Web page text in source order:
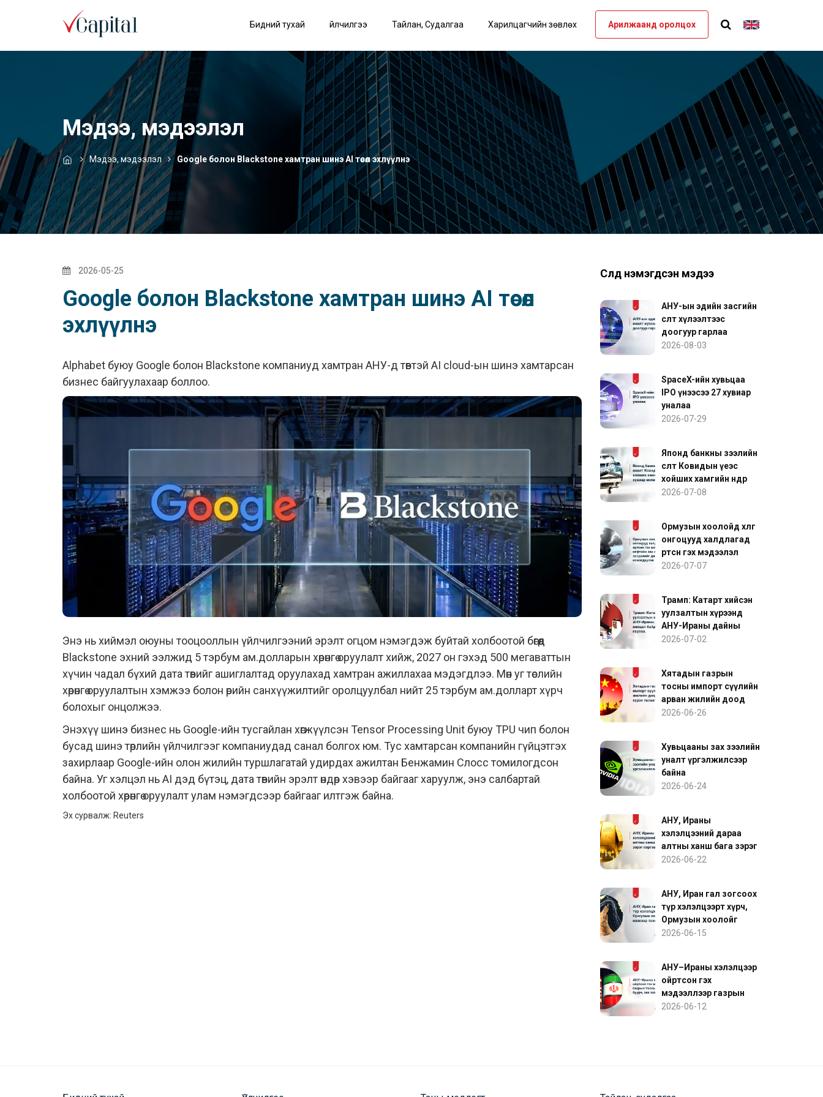
Бидний тухай Үйлчилгээ Тайлан, Судалгаа Харилцагчийн зөвлөх Арилжаанд оролцох
Мэдээ, мэдээлэл
Мэдээ, мэдээлэл Google болон Blackstone хамтран шинэ AI төсөл эхлүүлнэ
2026-05-25
Google болон Blackstone хамтран шинэ AI төсөл
эхлүүлнэ
Alphabet буюу Google болон Blackstone компаниуд хамтран АНУ-д төвтэй AI cloud-ын шинэ хамтарсан
бизнес байгуулахаар боллоо.
Энэ нь хиймэл оюуны тооцооллын үйлчилгээний эрэлт огцом нэмэгдэж буйтай холбоотой бөгөөд
Blackstone эхний ээлжид 5 тэрбум ам.долларын хөрөнгө оруулалт хийж, 2027 он гэхэд 500 мегаваттын
хүчин чадал бүхий дата төвийг ашиглалтад оруулахад хамтран ажиллахаа мэдэгдлээ. Мөн уг төслийн
хөрөнгө оруулалтын хэмжээ болон өрийн санхүүжилтийг оролцуулбал нийт 25 тэрбум ам.долларт хүрч
болохыг онцолжээ.
Энэхүү шинэ бизнес нь Google-ийн тусгайлан хөгжүүлсэн Tensor Processing Unit буюу TPU чип болон
бусад шинэ төрлийн үйлчилгээг компаниудад санал болгох юм. Тус хамтарсан компанийн гүйцэтгэх
захирлаар Google-ийн олон жилийн туршлагатай удирдах ажилтан Бенжамин Слосс томилогдсон
байна. Уг хэлцэл нь AI дэд бүтэц, дата төвийн эрэлт өндөр хэвээр байгааг харуулж, энэ салбартай
холбоотой хөрөнгө оруулалт улам нэмэгдсээр байгааг илтгэж байна.
Эх сурвалж: Reuters
Сүүлд нэмэгдсэн мэдээ
АНУ-ын эдийн засгийн
өсөлт хүлээлтээс
доогуур гарлаа
2026-08-03
SpaceX-ийн хувьцаа
IPO үнээсээ 27 хувиар
уналаа
2026-07-29
Японд банкны зээлийн
өсөлт Ковидын үеэс
хойших хамгийн өндөр
хувиар өслөө
2026-07-08
Ормузын хоолойд хөлөг
онгоцууд халдлагад
өртсөн гэх мэдээлэл
нефтийн зах зээлийн
2026-07-07
Трамп: Катарт хийсэн
уулзалтын хүрээнд
АНУ-Ираны дайны
нөхцөл байдалд ахиц
2026-07-02
Хятадын газрын
тосны импорт сүүлийн
арван жилийн доод
түвшинд хүрэх төлөвтэй
2026-06-26
Хувьцааны зах зээлийн
уналт үргэлжилсээр
байна
2026-06-24
АНУ, Ираны
хэлэлцээний дараа
алтны ханш бага зэрэг
сэргэв
2026-06-22
АНУ, Иран гал зогсоох
түр хэлэлцээрт хүрч,
Ормузын хоолойг
нээхээр тохиролцов
2026-06-15
АНУ–Ираны хэлэлцээр
ойртсон гэх
мэдээллээр газрын
тосны үнэ буурч, зах
2026-06-12